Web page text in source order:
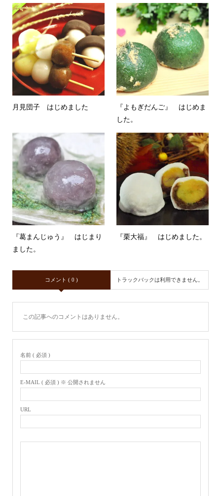
月見団子 はじめました
『よもぎだんご』 はじめま
した。
『葛まんじゅう』 はじまり
ました。
『栗大福』 はじめました。
コメント ( 0 ) トラックバックは利用できません。
この記事へのコメントはありません。
名前 ( 必須 )
E-MAIL ( 必須 ) ※ 公開されません
URL